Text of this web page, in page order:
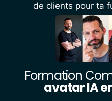
de clients pour ta
Formation
avatar IA